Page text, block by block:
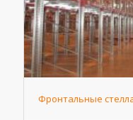
Фронтальные